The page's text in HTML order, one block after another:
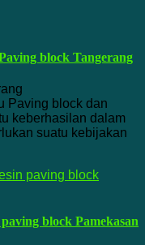
block Tangerang
tangerang
Paving block dan
keberhasilan dalam
suatu kebijakan
block Pamekasan